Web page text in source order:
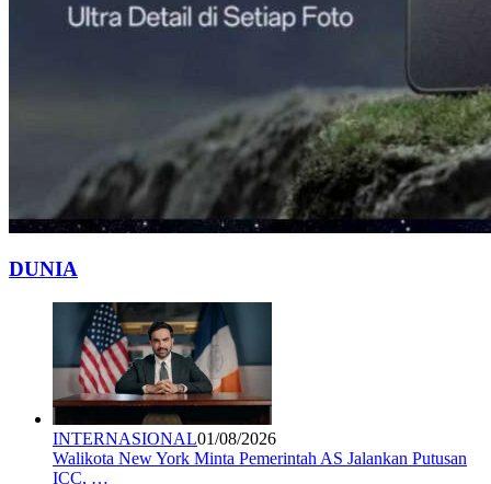
DUNIA
INTERNASIONAL01/08/2026
Walikota New York Minta Pemerintah AS Jalankan Putusan
ICC, …